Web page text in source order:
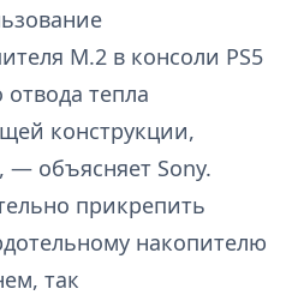
M.2 в консоли PS5
тепла
конструкции,
— объясняет Sony.
прикрепить
накопителю
так